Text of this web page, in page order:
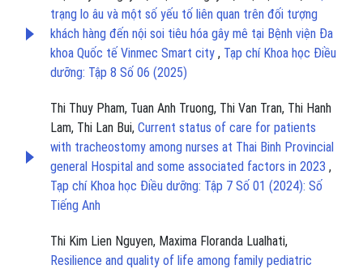
trạng lo âu và một số yếu tố liên quan trên đối tượng
khách hàng đến nội soi tiêu hóa gây mê tại Bệnh viện Đa
khoa Quốc tế Vinmec Smart city , Tạp chí Khoa học Điều
dưỡng: Tập 8 Số 06 (2025)
Thi Thuy Pham, Tuan Anh Truong, Thi Van Tran, Thi Hanh
Lam, Thi Lan Bui, Current status of care for patients
with tracheostomy among nurses at Thai Binh Provincial
general Hospital and some associated factors in 2023 ,
Tạp chí Khoa học Điều dưỡng: Tập 7 Số 01 (2024): Số
Tiếng Anh
Thi Kim Lien Nguyen, Maxima Floranda Lualhati,
Resilience and quality of life among family pediatric